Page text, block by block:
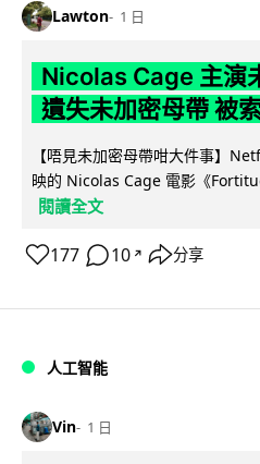
Lawton 1 日
Nicolas Cage 主演
遺失未加密母帶 被
【唔見未加密母帶咁大件事】
映的 Nicolas Cage 電影《
閱讀全文
177 10 ↗ 分享
人工智能
Vin 1 日